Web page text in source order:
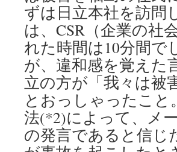
ずは日立本社を訪問
は、CSR（企業の社
れた時間は10分間で
が、違和感を覚えた
立の方が「我々は被
とおっしゃったこと
法(*2)によって、メ
の発言であると信じ